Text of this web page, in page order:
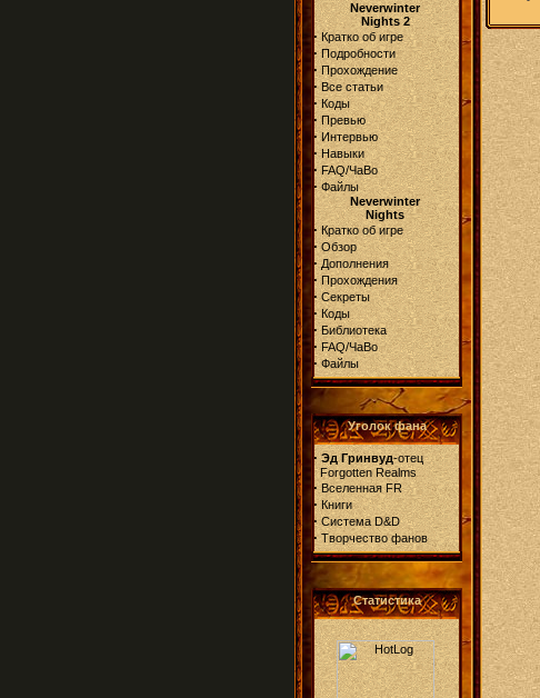
Neverwinter
Nights 2
· Кратко об игре
· Подробности
· Прохождение
· Все статьи
· Коды
· Превью
· Интервью
· Навыки
· FAQ/ЧаВо
· Файлы
Neverwinter
Nights
· Кратко об игре
· Обзор
· Дополнения
· Прохождения
· Секреты
· Коды
· Библиотека
· FAQ/ЧаВо
· Файлы
Уголок фана
· Эд Гринвуд-отец
Forgotten Realms
· Вселенная FR
· Книги
· Система D&D
· Творчество фанов
Статистика